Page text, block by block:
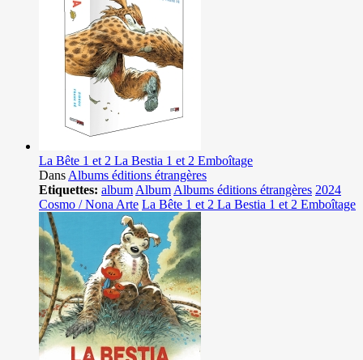
La Bête 1 et 2 La Bestia 1 et 2 Emboîtage
Dans Albums éditions étrangères
Etiquettes: album Album Albums éditions étrangères 2024
Cosmo / Nona Arte La Bête 1 et 2 La Bestia 1 et 2 Emboîtage